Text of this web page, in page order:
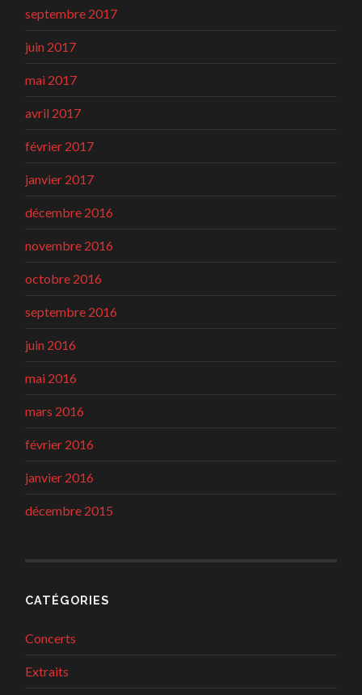
septembre 2017
juin 2017
mai 2017
avril 2017
février 2017
janvier 2017
décembre 2016
novembre 2016
octobre 2016
septembre 2016
juin 2016
mai 2016
mars 2016
février 2016
janvier 2016
décembre 2015
CATÉGORIES
Concerts
Extraits